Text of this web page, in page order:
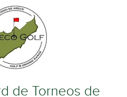
de Torneos de